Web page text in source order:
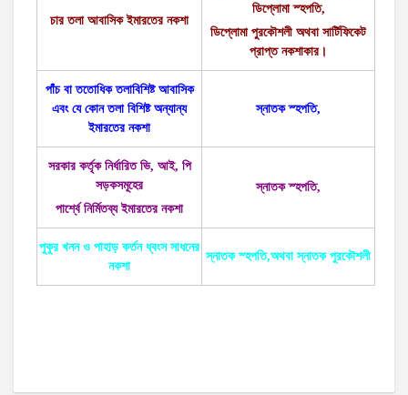
চার তলা আবাসিক ইমারতের নকশা
ডিপ্লোমা স্হপতি,
ডিপ্লোমা পুরকৌশলী অথবা সার্টিফিকেট
প্রাপ্ত নকশাকার।
পাঁচ বা ততোধিক তলাবিশিষ্ট আবাসিক
এবং যে কোন তলা বিশিষ্ট অন্যান্য
ইমারতের নকশা
স্নাতক স্হপতি,
সরকার কর্তৃক নির্ধারিত ভি, আই, পি
সড়কসমূহের
পার্শ্বে নির্মিতব্য ইমারতের নকশা
স্নাতক স্হপতি,
পুকুর খনন ও পাহাড় কর্তন ধ্বংস সাধনের
নকশা
স্নাতক স্হপতি,অথবা স্নাতক পুরকৌশলী